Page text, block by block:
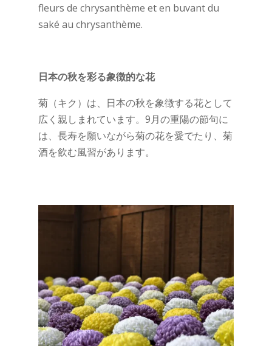
fleurs de chrysanthème et en buvant du
saké au chrysanthème.
日本の秋を彩る象徴的な花
菊（キク）は、日本の秋を象徴する花として
広く親しまれています。9月の重陽の節句に
は、長寿を願いながら菊の花を愛でたり、菊
酒を飲む風習があります。